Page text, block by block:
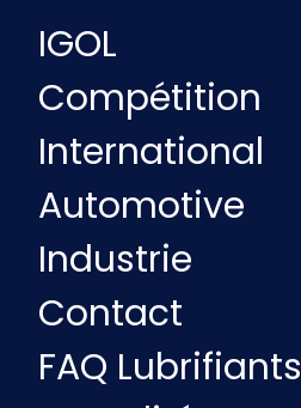
IGOL
Compétition
International
Automotive
Industrie
Contact
FAQ Lubrifiants